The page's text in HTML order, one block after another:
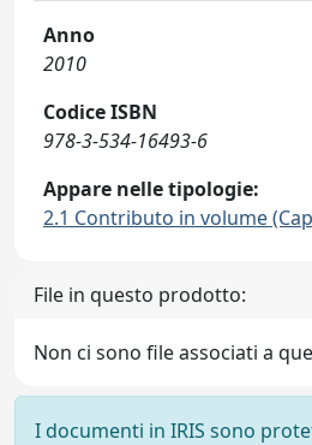
Anno
2010
Codice ISBN
978-3-534-16493-6
Appare nelle tipologie:
2.1 Contributo in volume
File in questo prodotto:
Non ci sono file associati a
I documenti in IRIS sono